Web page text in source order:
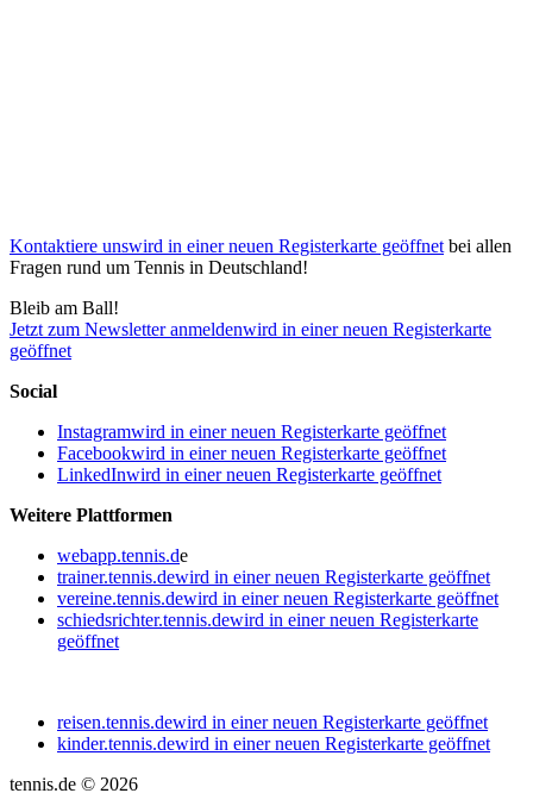
Kontaktiere unswird in einer neuen Registerkarte geöffnet bei allen
Fragen rund um Tennis in Deutschland!
Bleib am Ball!
Jetzt zum Newsletter anmeldenwird in einer neuen Registerkarte
geöffnet
Social
Instagramwird in einer neuen Registerkarte geöffnet
Facebookwird in einer neuen Registerkarte geöffnet
LinkedInwird in einer neuen Registerkarte geöffnet
Weitere Plattformen
webapp.tennis.de
trainer.tennis.dewird in einer neuen Registerkarte geöffnet
vereine.tennis.dewird in einer neuen Registerkarte geöffnet
schiedsrichter.tennis.dewird in einer neuen Registerkarte
geöffnet
reisen.tennis.dewird in einer neuen Registerkarte geöffnet
kinder.tennis.dewird in einer neuen Registerkarte geöffnet
tennis.de © 2026